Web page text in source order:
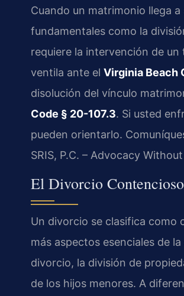
Cuando un matrimonio llega
fundamentales como la
requiere la intervención de
ventila ante el Virginia Beach
disolución del vínculo
Code § 20-107.3. Si usted
pueden orientarlo.
SRIS, P.C. – Advocacy
El Divorcio
Un divorcio se clasifica como
más aspectos esenciales de
divorcio, la división de
de los hijos menores. A